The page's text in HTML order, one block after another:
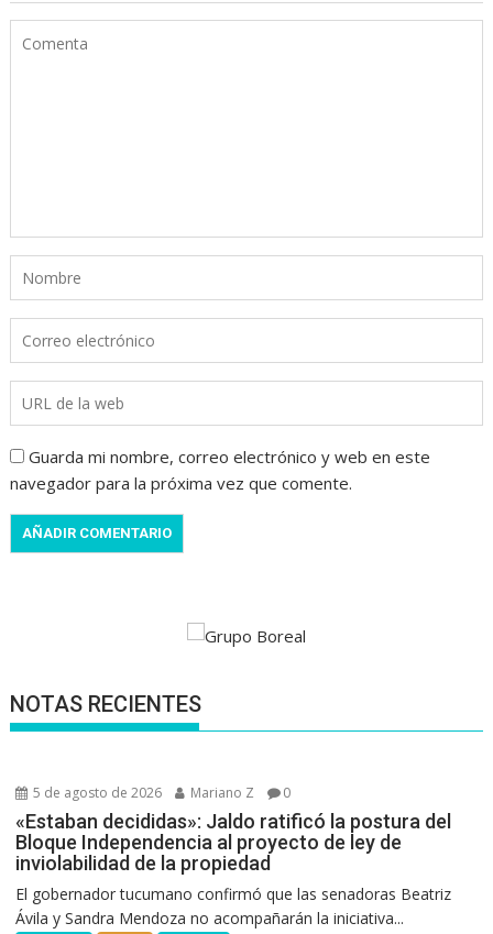
Guarda mi nombre, correo electrónico y web en este
navegador para la próxima vez que comente.
NOTAS RECIENTES
5 de agosto de 2026 Mariano Z 0
«Estaban decididas»: Jaldo ratificó la postura del
Bloque Independencia al proyecto de ley de
inviolabilidad de la propiedad
El gobernador tucumano confirmó que las senadoras Beatriz
Ávila y Sandra Mendoza no acompañarán la iniciativa...